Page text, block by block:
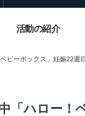
活動の紹介
ビーボックス」妊娠22
「ハロー！